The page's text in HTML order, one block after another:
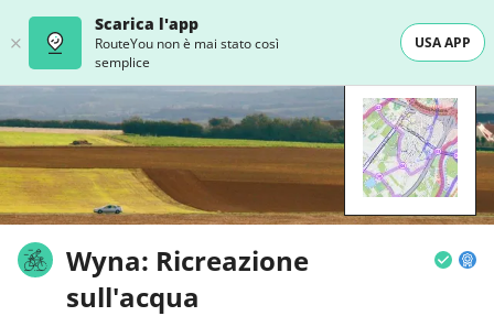
Scarica l'app
RouteYou non è mai stato così
semplice
USA APP
Wyna: Ricreazione
sull'acqua